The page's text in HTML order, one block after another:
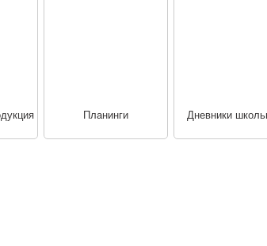
Планинги Дневники